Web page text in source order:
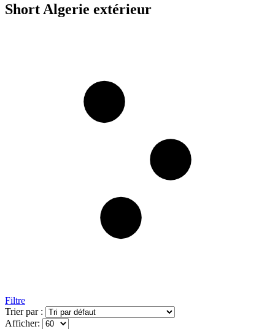
Short Algerie extérieur
Filtre
Trier par :
Afficher: